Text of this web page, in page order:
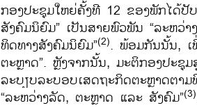
ກອງ​ປະຊຸມ​ໃຫຍ່​ຄັ້ງ​ທີ 12 ຂອງ​ພັກ​ໄດ້​ປັ
ສັງຄົມ​ນິຍົມ” ​ເປັນ​ສາຍ​ພົວພັນ “ລະຫວ່
ທິດ​ທາງ​ສັງຄົມ​ນິຍົມ”(2). ພ້ອມ​ກັນ​ນັ້ນ, ​​ເ
ຕະ​ຫຼາດ”. ຫຼັງ​ຈາກ​ນັ້ນ, ມະຕິ​ກອງ​ປະຊຸ
ລະບຽບ​ລະບອບ​ເສດຖະກິດ​ຕະຫຼາດ​ຕາ
“ລະຫວ່າງ​ລັດ, ຕະຫຼາດ ​ແລະ ສັງຄົມ”(3)